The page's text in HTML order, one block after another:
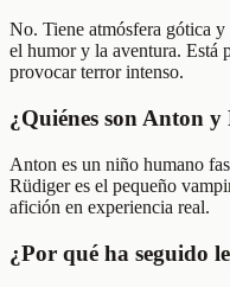
No. Tiene atmósfera gótica
el humor y la aventura. Está
provocar terror intenso.
¿Quiénes son Anton y
Anton es un niño humano
Rüdiger es el pequeño
afición en experiencia real.
¿Por qué ha seguido